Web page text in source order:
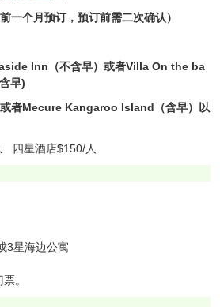
前一个月预订，预订前需二次确认）
Inn（不含早）或者Villa On the ba
含早)
者Mecure Kangaroo Island（含早）以
四星酒店$150/人
3星海边公寓
。